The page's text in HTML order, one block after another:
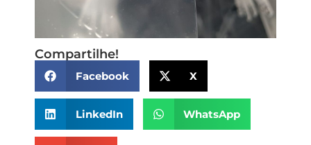
Compartilhe!
Facebook X
LinkedIn WhatsApp